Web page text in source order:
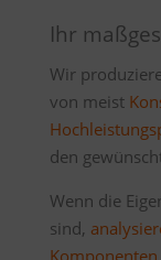
Ihr
Wir
von meist
den
Wenn die
sind,